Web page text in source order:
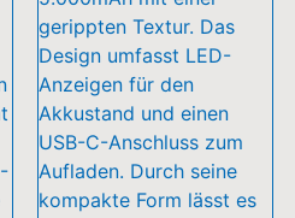
inkl. MwSt.
Ausführung wählen